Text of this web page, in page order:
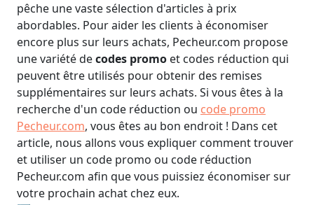
pêche une vaste sélection d'articles à prix
abordables. Pour aider les clients à économiser
encore plus sur leurs achats, Pecheur.com propose
une variété decodes promo et codes réduction qui
peuvent être utilisés pour obtenir des remises
supplémentaires sur leurs achats. Si vous êtes à la
recherche d'un code réduction ou code promo
Pecheur.com, vous êtes au bon endroit ! Dans cet
article, nous allons vous expliquer comment trouver
et utiliser un code promo ou code réduction
Pecheur.com afin que vous puissiez économiser sur
votre prochain achat chez eux.